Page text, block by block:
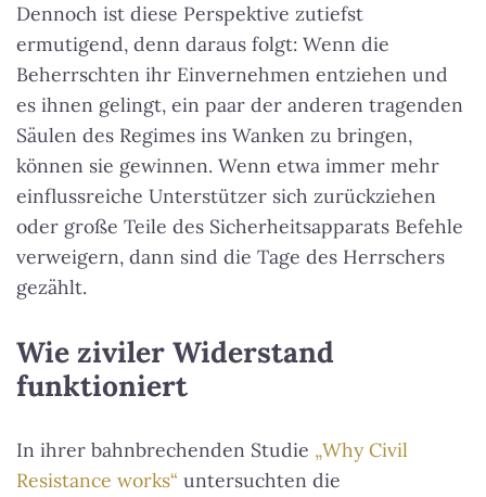
Dennoch ist diese Perspektive zutiefst
ermutigend, denn daraus folgt: Wenn die
Beherrschten ihr Einvernehmen entziehen und
es ihnen gelingt, ein paar der anderen tragenden
Säulen des Regimes ins Wanken zu bringen,
können sie gewinnen. Wenn etwa immer mehr
einflussreiche Unterstützer sich zurückziehen
oder große Teile des Sicherheitsapparats Befehle
verweigern, dann sind die Tage des Herrschers
gezählt.
Wie ziviler Widerstand
funktioniert
In ihrer bahnbrechenden Studie „Why Civil
Resistance works“ untersuchten die